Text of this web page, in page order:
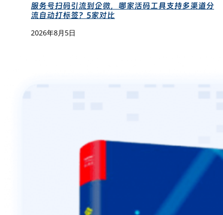
服务号扫码引流到企微，哪家活码工具支持多渠道分
流自动打标签？5家对比
2026年8月5日